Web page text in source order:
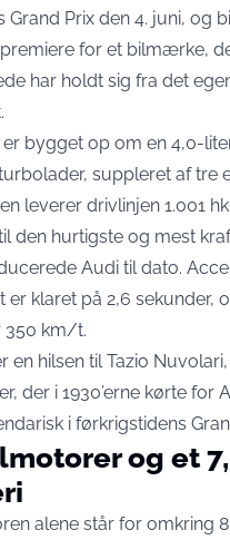
Grand Prix den 4. juni, og
for et bilmærke,
har holdt sig fra det
bygget op om en 4,0-
suppleret af tre
leverer drivlinjen 1.001
den hurtigste og mest
Audi til dato.
er klaret på 2,6 sekunder,
350 km/t.
en hilsen til Tazio
der i 1930’erne kørte for
i førkrigstidens
og et
alene står for omkring